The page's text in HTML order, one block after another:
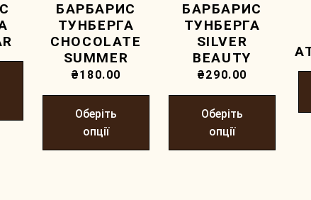
БАРБАРИС
ТУНБЕРГА
CHOCOLATE
SUMMER
₴180.00
Оберіть
опції
БАРБАРИС
ТУНБЕРГА
SILVER
BEAUTY
₴290.00
Оберіть
опції